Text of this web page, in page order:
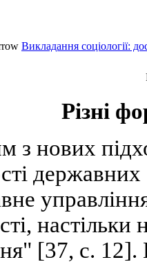
Викладання соціології:
Різні
нових
державних
настільки
[37, с. 12].